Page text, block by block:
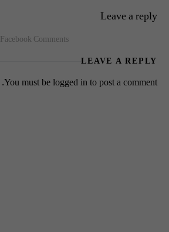
Leave a reply
Facebook Comments
LEAVE A REPLY
You must belogged into post a comment.